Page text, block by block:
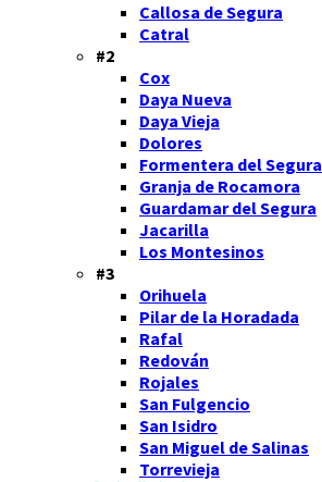
Callosa de Segura
Catral
#2
Cox
Daya Nueva
Daya Vieja
Dolores
Formentera del Segura
Granja de Rocamora
Guardamar del Segura
Jacarilla
Los Montesinos
#3
Orihuela
Pilar de la Horadada
Rafal
Redován
Rojales
San Fulgencio
San Isidro
San Miguel de Salinas
Torrevieja